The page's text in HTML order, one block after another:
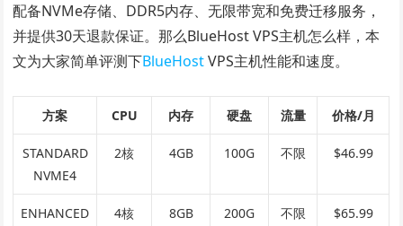
配备NVMe存储、DDR5内存、无限带宽和免费迁移服务，
并提供30天退款保证。那么BlueHost VPS主机怎么样，本
文为大家简单评测下BlueHostVPS主机性能和速度。
方案 CPU 内存 硬盘 流量 价格/月
STANDARD
NVME4
2核 4GB 100G 不限 $46.99
ENHANCED
4核 8GB 200G 不限 $65.99